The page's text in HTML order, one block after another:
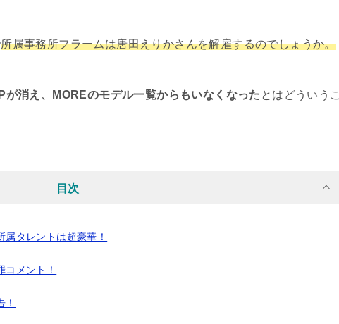
所属事務所フラームは唐田えりかさんを解雇するのでしょうか。
消え、MOREのモデル一覧からもいなくなった とはどういうこ
目次
タレントは超豪華！
メント！